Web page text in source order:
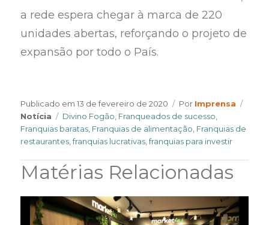
a rede espera chegar à marca de 220
unidades abertas, reforçando o projeto de
expansão por todo o País.
Publicado em13 de fevereiro de 2020 Por Author
Imprensa
Notícia
Tags
Divino Fogão Franqueados de sucesso
Franquias baratas Franquias de alimentação Franquias de
restaurantes ,franquias lucrativas ,franquias para investir
Matérias Relacionadas